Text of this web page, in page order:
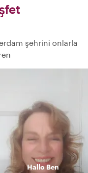
şehrini onlarla
HalloBen